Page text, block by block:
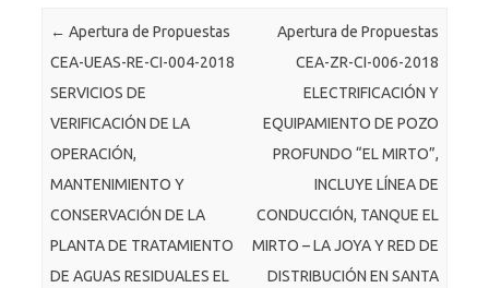
Post navigation
← Apertura de Propuestas
CEA-UEAS-RE-CI-004-2018
SERVICIOS DE
VERIFICACIÓN DE LA
OPERACIÓN,
MANTENIMIENTO Y
CONSERVACIÓN DE LA
PLANTA DE TRATAMIENTO
DE AGUAS RESIDUALES EL
Apertura de Propuestas
CEA-ZR-CI-006-2018
ELECTRIFICACIÓN Y
EQUIPAMIENTO DE POZO
PROFUNDO “EL MIRTO”,
INCLUYE LÍNEA DE
CONDUCCIÓN, TANQUE EL
MIRTO – LA JOYA Y RED DE
DISTRIBUCIÓN EN SANTA